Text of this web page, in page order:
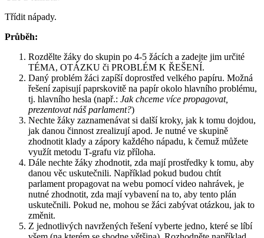
Třídit nápady.
Průběh:
Rozdělte žáky do skupin po 4-5 žácích a zadejte jim určité
TÉMA, OTÁZKU či PROBLÉM K ŘEŠENÍ.
Daný problém žáci zapíší doprostřed velkého papíru. Možná
řešení zapisují paprskovitě na papír okolo hlavního problému,
tj. hlavního hesla (např.: Jak chceme více propagovat,
prezentovat náš parlament?)
Nechte žáky zaznamenávat si další kroky, jak k tomu dojdou,
jak danou činnost zrealizují apod. Je nutné ve skupině
zhodnotit klady a zápory každého nápadu, k čemuž můžete
využít metodu T-grafu viz příloha.
Dále nechte žáky zhodnotit, zda mají prostředky k tomu, aby
danou věc uskutečnili. Například pokud budou chtít
parlament propagovat na webu pomocí video nahrávek, je
nutné zhodnotit, zda mají vybavení na to, aby tento plán
uskutečnili. Pokud ne, mohou se žáci zabývat otázkou, jak to
změnit.
Z jednotlivých navržených řešení vyberte jedno, které se líbí